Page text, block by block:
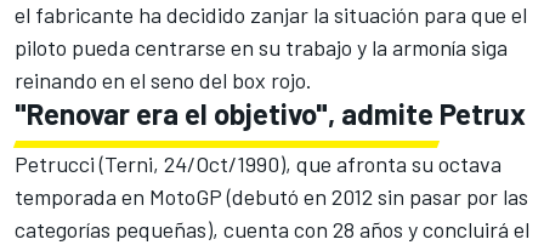
el fabricante ha decidido zanjar la situación para que el
piloto pueda centrarse en su trabajo y la armonía siga
reinando en el seno del box rojo.
"Renovar era el objetivo", admite Petrux
Petrucci (Terni, 24/Oct/1990), que afronta su octava
temporada en MotoGP (debutó en 2012 sin pasar por las
categorías pequeñas), cuenta con 28 años y concluirá el